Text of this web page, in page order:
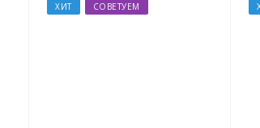
ХИТ СОВЕТУЕМ